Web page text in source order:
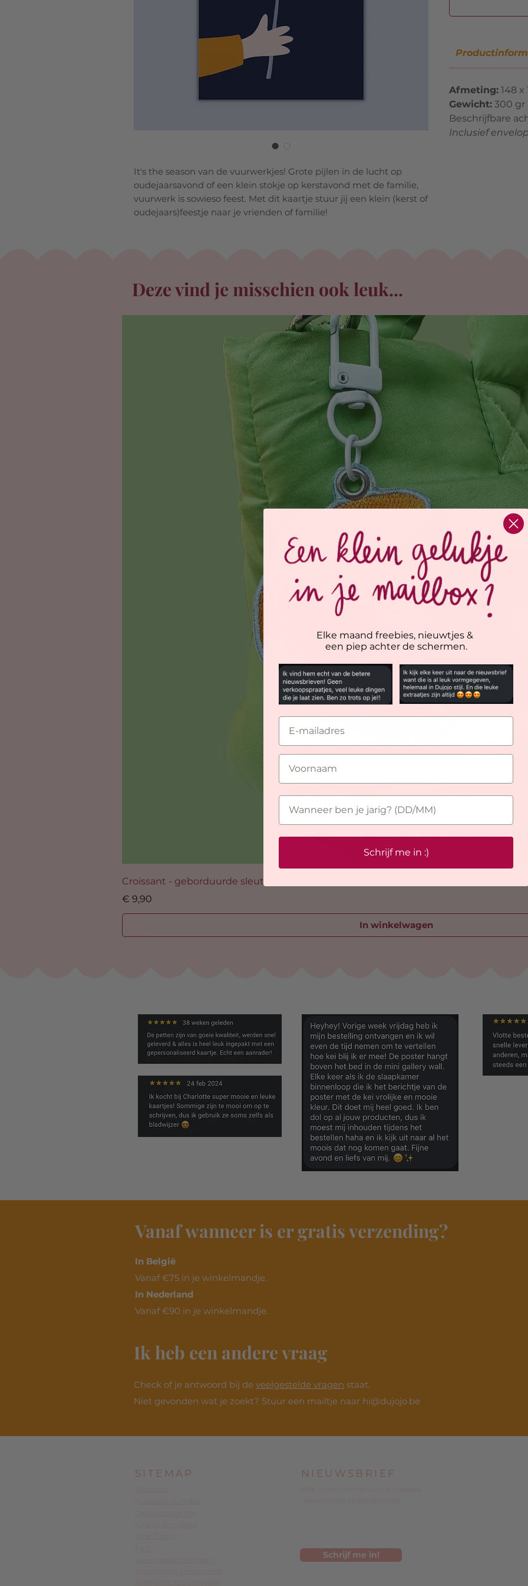
It's the season van de vuurwerkjes! Grote pijlen in de lucht op
oudejaarsavond of een klein stokje op kerstavond met de familie,
vuurwerk is sowieso feest. Met dit kaartje stuur jij een klein (kerst of
oudejaars)feestje naar je vrienden of familie!
Afmeting: 148 x
Gewicht: 300 gr
Beschrijfbare
Inclusief envelop
Deze vind je misschien ook leuk...
Croissant - geborduurde sleutelhanger
Prijs
€ 9,90
In winkelwagen
Vanaf wanneer is er gratis verzending?
In België
Vanaf €75 in je winkelmandje.​
In Nederland
Vanaf €90 in je winkelmandje.
Ik heb een andere vraag
Check of je antwoord bij de veelgestelde vragen staat.
Niet gevonden wat je zoekt? Stuur een mailtje naar hi@dujojo.be
SITEMAP NIEUWSBRIEF
Schrijf me in!
Elke maand freebies, nieuwtjes &
een piep achter de schermen.
Schrijf me in :)